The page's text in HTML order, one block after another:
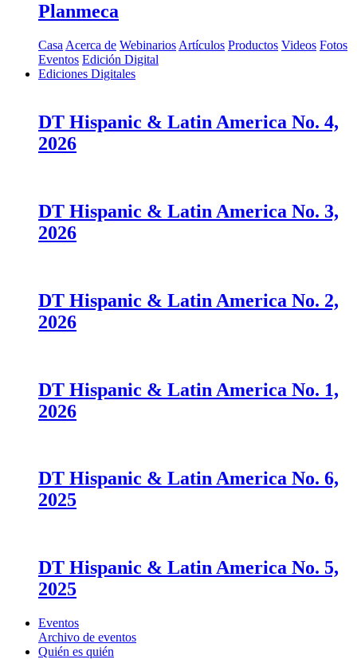
Planmeca
Casa Acerca de Webinarios Artículos Productos Videos Fotos
Eventos Edición Digital
Ediciones Digitales
DT Hispanic & Latin America No. 4,
2026
DT Hispanic & Latin America No. 3,
2026
DT Hispanic & Latin America No. 2,
2026
DT Hispanic & Latin America No. 1,
2026
DT Hispanic & Latin America No. 6,
2025
DT Hispanic & Latin America No. 5,
2025
Eventos
Archivo de eventos
Quién es quién